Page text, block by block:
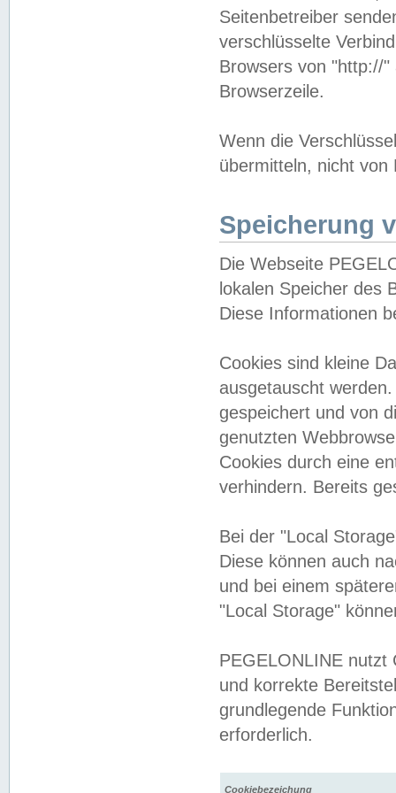
Seitenbetreiber
verschlüsselte
Browsers von "http://
Browserzeile.
Wenn die
übermitteln, nicht von
Speicherung
Die Webseite
lokalen Speicher des
Diese Informationen
Cookies sind kleine
ausgetauscht
gespeichert und von
genutzten
Cookies durch eine
verhindern. Bereits
Bei der "Local
Diese können auch
und bei einem
"Local Storage"
PEGELONLINE nutzt
und korrekte
grundlegende
erforderlich.
Cookiebezeichung